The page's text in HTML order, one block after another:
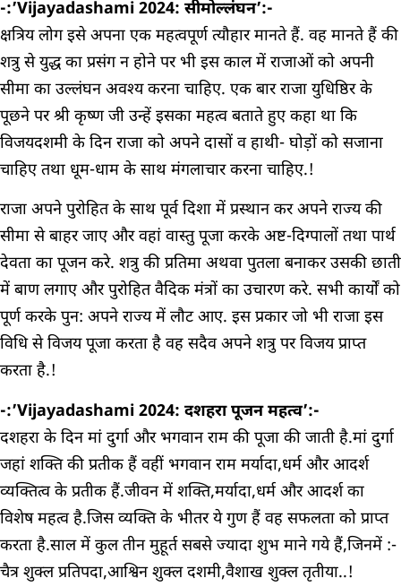
-:’Vijayadashami 2024: सीमोल्लंघन’:-
क्षत्रिय लोग इसे अपना एक महत्वपूर्ण त्यौहार मानते हैं. वह मानते हैं की
शत्रु से युद्ध का प्रसंग न होने पर भी इस काल में राजाओं को अपनी
सीमा का उल्लंघन अवश्य करना चाहिए. एक बार राजा युधिष्ठिर के
पूछने पर श्री कृष्ण जी उन्हें इसका महत्व बताते हुए कहा था कि
विजयदशमी के दिन राजा को अपने दासों व हाथी- घोड़ों को सजाना
चाहिए तथा धूम-धाम के साथ मंगलाचार करना चाहिए.!
राजा अपने पुरोहित के साथ पूर्व दिशा में प्रस्थान कर अपने राज्य की
सीमा से बाहर जाए और वहां वास्तु पूजा करके अष्ट-दिग्पालों तथा पार्थ
देवता का पूजन करे. शत्रु की प्रतिमा अथवा पुतला बनाकर उसकी छाती
में बाण लगाए और पुरोहित वैदिक मंत्रों का उचारण करे. सभी कार्यों को
पूर्ण करके पुन: अपने राज्य में लौट आए. इस प्रकार जो भी राजा इस
विधि से विजय पूजा करता है वह सदैव अपने शत्रु पर विजय प्राप्त
करता है.!
-:’Vijayadashami 2024: दशहरा पूजन महत्व’:-
दशहरा के दिन मां दुर्गा और भगवान राम की पूजा की जाती है.मां दुर्गा
जहां शक्ति की प्रतीक हैं वहीं भगवान राम मर्यादा,धर्म और आदर्श
व्यक्तित्व के प्रतीक हैं.जीवन में शक्ति,मर्यादा,धर्म और आदर्श का
विशेष महत्व है.जिस व्यक्ति के भीतर ये गुण हैं वह सफलता को प्राप्त
करता है.साल में कुल तीन मुहूर्त सबसे ज्यादा शुभ माने गये हैं,जिनमें :-
चैत्र शुक्ल प्रतिपदा,आश्विन शुक्ल दशमी,वैशाख शुक्ल तृतीया..!